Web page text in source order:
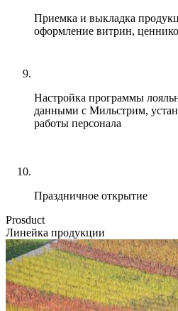
Приемка и выкладка
оформление витрин,
Настройка программы
данными с Мильстрим,
работы персонала
Праздничное открытие
Prosduct
Линейка продукции